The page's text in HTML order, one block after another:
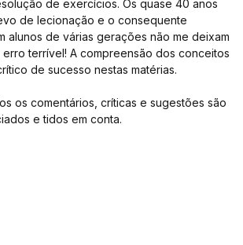
de exercícios. Os quase 40 anos
de lecionação e o consequente
alunos de várias gerações não me deixam
erro terrível! A compreensão dos conceitos
de sucesso nestas matérias.
os comentários, críticas e sugestões são
e tidos em conta.